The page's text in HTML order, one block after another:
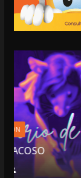
LA
4